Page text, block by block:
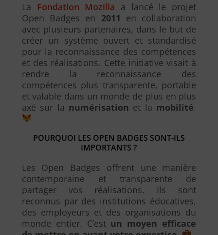
La Fondation Mozilla a lancé le projet
Open Badges en 2011
en collaboration
avec plusieurs partenaires, dans le but de
créer un système ouvert et standardisé
pour la reconnaissance des compétences
et des réalisations. Cette initiative visait à
rendre la reconnaissance des
compétences plus transparente, portable
et valable dans un monde de plus en plus
axé sur la numérisation et la mobilité.
POURQUOI LES OPEN BADGES SONT-ILS
IMPORTANTS ?
Les Open Badges offrent une manière
contemporaine et transparente de
partager vos réalisations. Ils sont
reconnus par des institutions éducatives,
des employeurs et des organisations du
monde entier. C’est un moyen efficace